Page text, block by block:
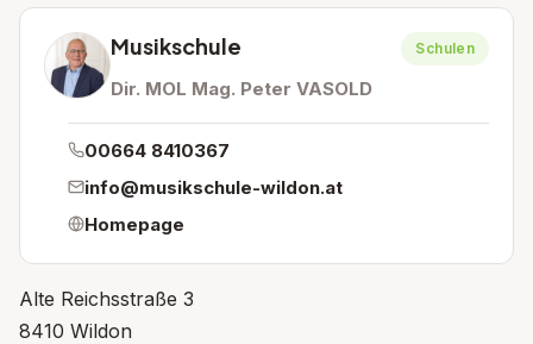
Musikschule
Dir. MOL Mag. Peter VASOLD
Schulen
00664 8410367
info@musikschule-wildon.at
Homepage
Alte Reichsstraße 3
8410 Wildon